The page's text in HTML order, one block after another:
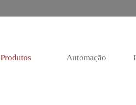
Produtos Automação